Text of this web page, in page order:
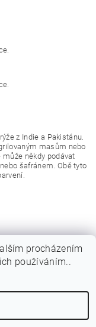
ochrany
z Indie a Pakistánu.
masům nebo
někdy podávat
šafránem. Obě tyto
nastavení cookies
procházením
používáním..